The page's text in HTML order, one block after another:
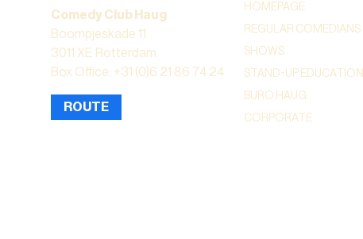
Comedy Club Haug
Boompjeskade 11
3011 XE Rotterdam
Box Office: +31 (0)6 21 86 74 24
ROUTE
HOMEPAGE
REGULAR COMEDIANS
SHOWS
STAND-UP EDUCATION
BURO HAUG
CORPORATE